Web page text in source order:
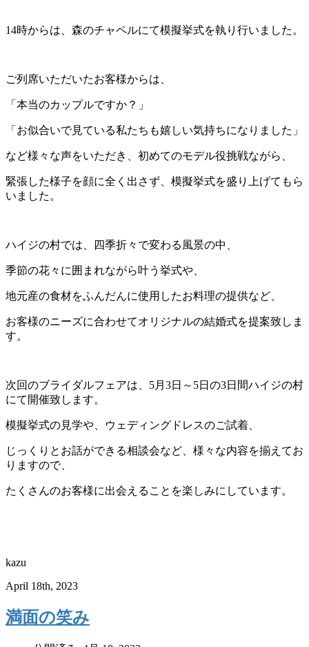
14時からは、森のチャペルにて模擬挙式を執り行いました。
ご列席いただいたお客様からは、
「本当のカップルですか？」
「お似合いで見ている私たちも嬉しい気持ちになりました」
など様々な声をいただき、初めてのモデル役挑戦ながら、
緊張した様子を顔に全く出さず、模擬挙式を盛り上げてもら
いました。
ハイジの村では、四季折々で変わる風景の中、
季節の花々に囲まれながら叶う挙式や、
地元産の食材をふんだんに使用したお料理の提供など、
お客様のニーズに合わせてオリジナルの結婚式を提案致しま
す。
次回のブライダルフェアは、5月3日～5日の3日間ハイジの村
にて開催致します。
模擬挙式の見学や、ウェディングドレスのご試着、
じっくりとお話ができる相談会など、様々な内容を揃えてお
りますので、
たくさんのお客様に出会えることを楽しみにしています。
kazu
April 18th, 2023
満面の笑み